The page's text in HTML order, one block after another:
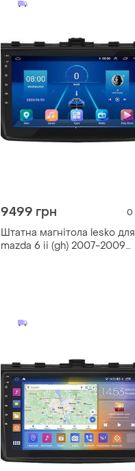
9499 грн 0
Штатна магнітола lesko для
mazda 6 ii (gh) 2007-2009